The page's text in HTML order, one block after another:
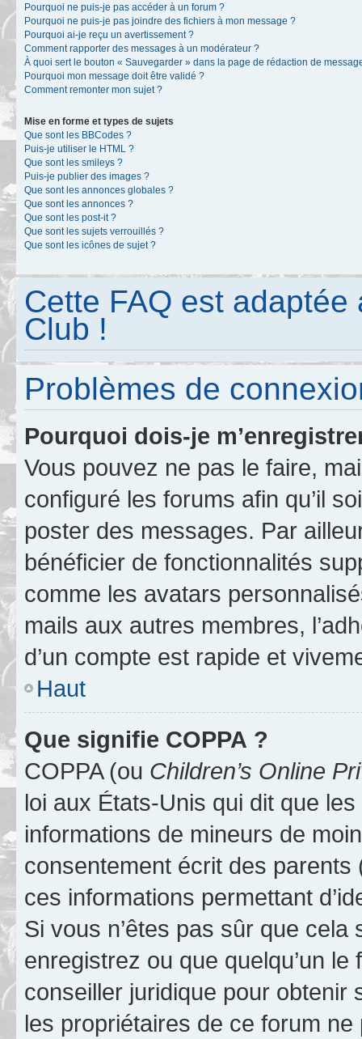
Pourquoi ne puis-je pas accéder à un forum ?
Pourquoi ne puis-je pas joindre des fichiers à mon message ?
Pourquoi ai-je reçu un avertissement ?
Comment rapporter des messages à un modérateur ?
À quoi sert le bouton « Sauvegarder » dans la page de rédaction de
Pourquoi mon message doit être validé ?
Comment remonter mon sujet ?
Mise en forme et types de sujets
Que sont les BBCodes ?
Puis-je utiliser le HTML ?
Que sont les smileys ?
Puis-je publier des images ?
Que sont les annonces globales ?
Que sont les annonces ?
Que sont les post-it ?
Que sont les sujets verrouillés ?
Que sont les icônes de sujet ?
Cette FAQ est
Club !
Problèmes de
Pourquoi dois-je
Vous pouvez ne pas le faire,
configuré les forums afin qu’il
poster des messages. Par
bénéficier de fonctionnalités
comme les avatars
mails aux autres membres,
d’un compte est rapide et
Haut
Que signifie COPPA ?
COPPA (ou Children’s Online
loi aux États-Unis qui dit que
informations de mineurs de
consentement écrit des parents
ces informations permettant
Si vous n’êtes pas sûr que
enregistrez ou que quelqu’un
conseiller juridique pour obtenir
les propriétaires de ce forum